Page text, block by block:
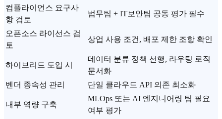
컴플라이언스 요구사
항 검토
법무팀 + IT보안팀 공동 평가 필수
오픈소스 라이선스 검
토
상업 사용 조건, 배포 제한 조항 확인
하이브리드 도입 시
데이터 분류 정책 선행, 라우팅 로직
문서화
벤더 종속성 관리
단일 클라우드 API 의존 최소화
내부 역량 구축
MLOps 또는 AI 엔지니어링 팀 필요
여부 평가